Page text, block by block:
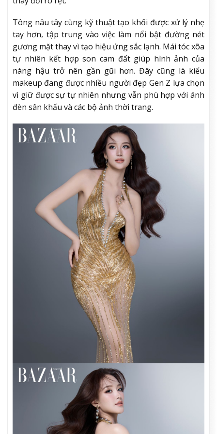
Tông nâu tây cùng kỹ thuật tạo khối được xử lý nhẹ
tay hơn, tập trung vào việc làm nổi bật đường nét
gương mặt thay vì tạo hiệu ứng sắc lạnh. Mái tóc xõa
tự nhiên kết hợp son cam đất giúp hình ảnh của
nàng hậu trở nên gần gũi hơn. Đây cũng là kiểu
makeup đang được nhiều người đẹp Gen Z lựa chọn
vì giữ được sự tự nhiên nhưng vẫn phù hợp với ánh
đèn sân khấu và các bộ ảnh thời trang.